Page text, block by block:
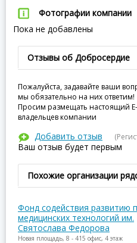
Фотографии компании
Пока не добавлены
Отзывы об Добросердие
Пожалуйста, задавайте ваши
мы обязательно на них ответим!
Просим размещать настоящий
владельцев компании
Добавить отзыв
Ваш отзыв будет первым
Похожие организации
Фонд содействия развитию
медицинских технологий им.
Святослава Федорова
Новая площадь, 8 - 415 офис, 4 этаж